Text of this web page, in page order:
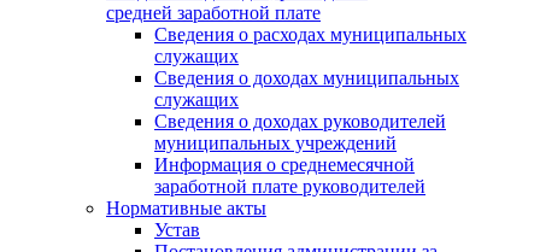
средней заработной плате
Сведения о расходах муниципальных
служащих
Сведения о доходах муниципальных
служащих
Сведения о доходах руководителей
муниципальных учреждений
Информация о среднемесячной
заработной плате руководителей
Нормативные акты
Устав